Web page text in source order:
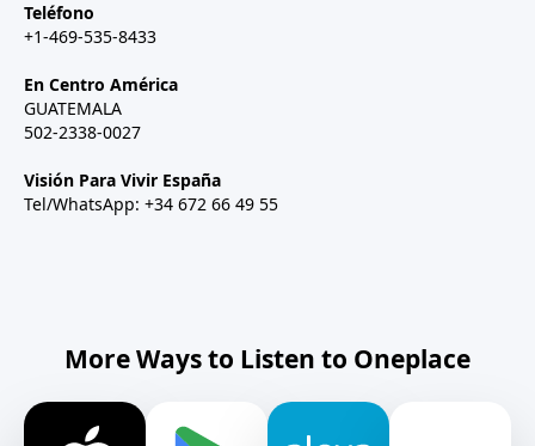
Teléfono
+1-469-535-8433
En Centro América
GUATEMALA
502-2338-0027
Visión Para Vivir España
Tel/WhatsApp: +34 672 66 49 55
More Ways to Listen to Oneplace